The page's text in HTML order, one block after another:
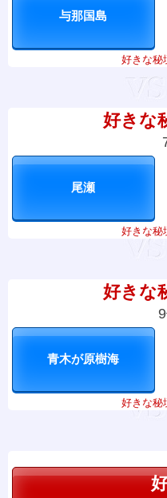
好きな秘
好きな
好きな秘
好きな
好きな秘